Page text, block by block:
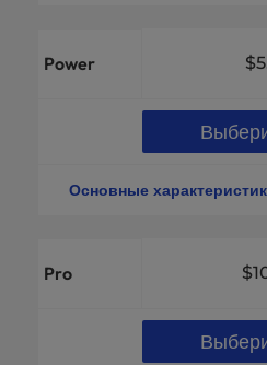
Power
Основные
Пропускная способность
Учетные записи электронной
Pro